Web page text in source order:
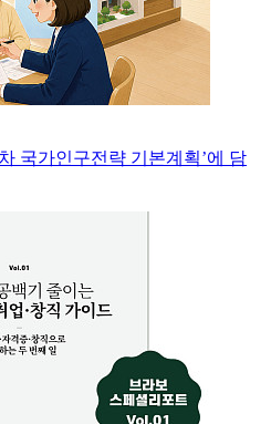
국가인구전략 기본계획’에 담